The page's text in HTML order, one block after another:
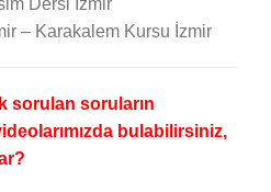
Dersi İzmir
– Karakalem Kursu İzmir
sorulan soruların
bulabilirsiniz,